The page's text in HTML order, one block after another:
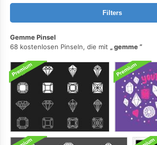
Filters
Gemme Pinsel
68 kostenlosen Pinseln, die mit
gemme